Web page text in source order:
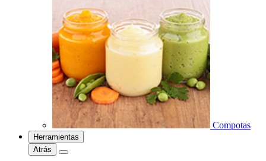
Compotas
Herramientas
Atrás